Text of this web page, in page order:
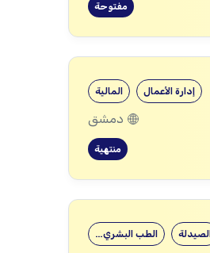
مفتوحة
المالية إدارة الأعمال
دمشق
منتهية
الطب البشري… الصيدلة